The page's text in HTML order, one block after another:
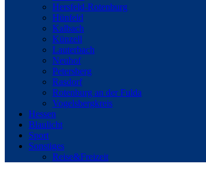
Hersfeld-Rotenburg
Hünfeld
Kalbach
Künzell
Lauterbach
Neuhof
Petersberg
Rasdorf
Rotenburg an der Fulda
Vogelsbergkreis
Hessen
Blaulicht
Sport
Sonstiges
Reise&Freizeit